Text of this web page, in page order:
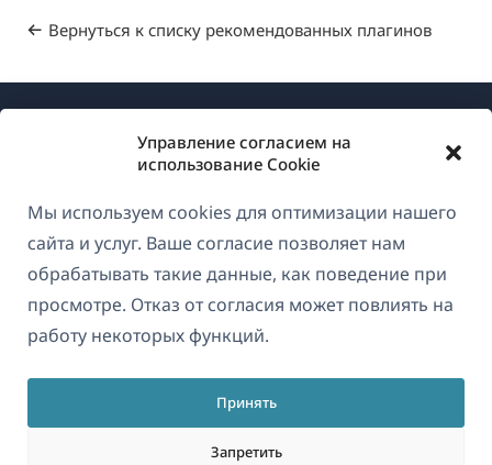
Управление согласием на
использование Cookie
Мы используем cookies для оптимизации нашего
сайта и услуг. Ваше согласие позволяет нам
обрабатывать такие данные, как поведение при
просмотре. Отказ от согласия может повлиять на
работу некоторых функций.
Принять
Запретить
Вернуться к списку рекомендованных плагинов
Русский
О WPML
GDPR и политика конфиденциальности
Присоединяйтесь к нашей команде
(открывается
в
новом
окне)
в
новом
окне)
в
окне)